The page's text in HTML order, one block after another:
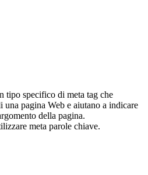
tipo specifico di meta tag che
pagina Web e aiutano a indicare
della pagina.
meta parole chiave.